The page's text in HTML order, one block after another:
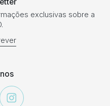
exclusivas sobre a